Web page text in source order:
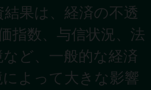
果は、経済の不透
指数、与信状況、法
ど、一般的な経済
よって大きな影響